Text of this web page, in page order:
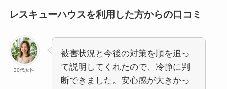
レスキューハウスを利用した方からの口コミ
30代女性
被害状況と今後の対策を順を追っ
て説明してくれたので、冷静に判
断できました。安心感が大きかっ